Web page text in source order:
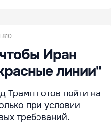
810
Иран
линии"
Трамп готов пойти на
при условии
требований.